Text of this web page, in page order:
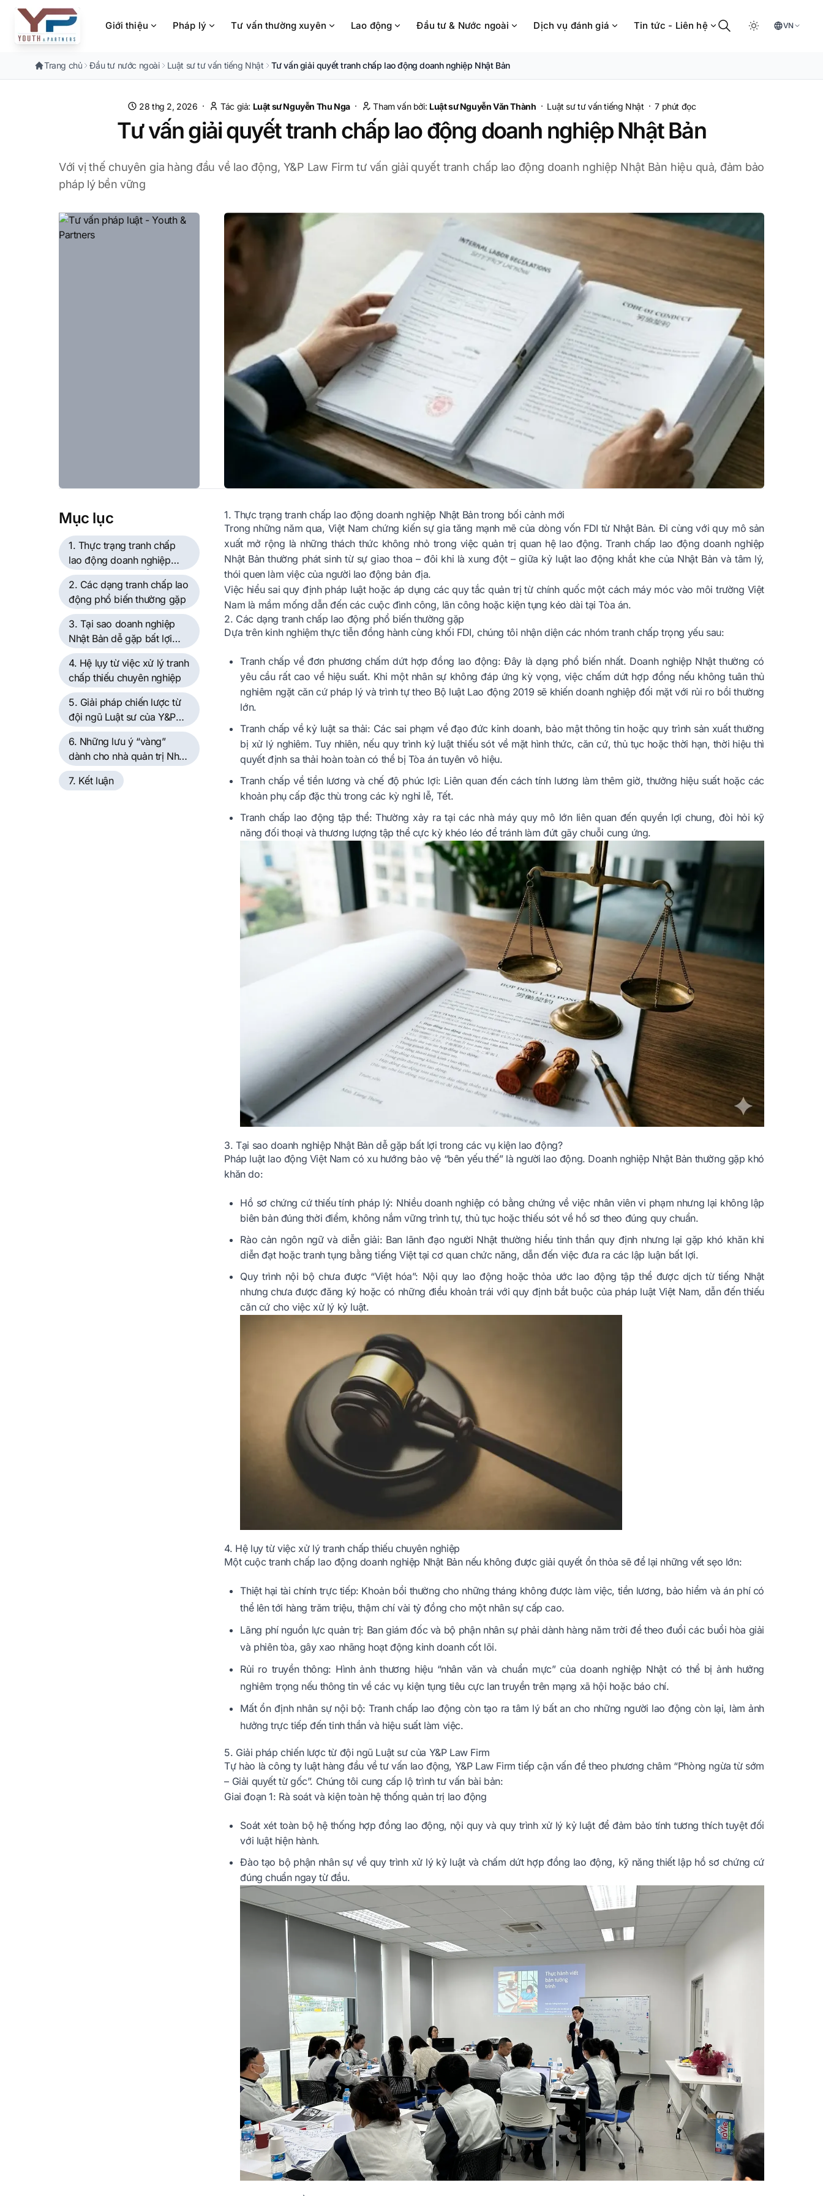
Chuyển đến nội dung chính
Giới thiệu Pháp lý Tư vấn thường xuyên Lao động Đầu tư & Nước ngoài Dịch vụ đánh giá Tin tức - Liên hệ VN
Trang chủ Đầu tư nước ngoài Luật sư tư vấn tiếng Nhật Tư vấn giải quyết tranh chấp lao động doanh nghiệp Nhật Bản
28 thg 2, 2026 · Tác giả: Luật sư Nguyễn Thu Nga · Tham vấn bởi: Luật sư Nguyễn Văn Thành · Luật sư tư vấn tiếng Nhật ·7 phút đọc
Tư vấn giải quyết tranh chấp lao động doanh nghiệp Nhật Bản
Với vị thế chuyên gia hàng đầu về lao động, Y&P Law Firm tư vấn giải quyết tranh chấp lao động doanh nghiệp Nhật Bản hiệu quả, đảm bảo
pháp lý bền vững
Mục lục
1. Thực trạng tranh chấp
lao động doanh nghiệp
Nhật Bản trong bối cảnh
mới
2. Các dạng tranh chấp lao
động phổ biến thường gặp
3. Tại sao doanh nghiệp
Nhật Bản dễ gặp bất lợi
trong các vụ kiện lao
động?
4. Hệ lụy từ việc xử lý tranh
chấp thiếu chuyên nghiệp
5. Giải pháp chiến lược từ
đội ngũ Luật sư của Y&P
Law Firm
6. Những lưu ý “vàng”
dành cho nhà quản trị Nhật
Bản tại Việt Nam
7. Kết luận
1. Thực trạng tranh chấp lao động doanh nghiệp Nhật Bản trong bối cảnh mới
Trong những năm qua, Việt Nam chứng kiến sự gia tăng mạnh mẽ của dòng vốn FDI từ Nhật Bản. Đi cùng với quy mô sản
xuất mở rộng là những thách thức không nhỏ trong việc quản trị quan hệ lao động. Tranh chấp lao động doanh nghiệp
Nhật Bản thường phát sinh từ sự giao thoa – đôi khi là xung đột – giữa kỷ luật lao động khắt khe của Nhật Bản và tâm lý,
thói quen làm việc của người lao động bản địa.
Việc hiểu sai quy định pháp luật hoặc áp dụng các quy tắc quản trị từ chính quốc một cách máy móc vào môi trường Việt
Nam là mầm mống dẫn đến các cuộc đình công, lãn công hoặc kiện tụng kéo dài tại Tòa án.
2. Các dạng tranh chấp lao động phổ biến thường gặp
Dựa trên kinh nghiệm thực tiễn đồng hành cùng khối FDI, chúng tôi nhận diện các nhóm tranh chấp trọng yếu sau:
Tranh chấp về đơn phương chấm dứt hợp đồng lao động: Đây là dạng phổ biến nhất. Doanh nghiệp Nhật thường có
yêu cầu rất cao về hiệu suất. Khi một nhân sự không đáp ứng kỳ vọng, việc chấm dứt hợp đồng nếu không tuân thủ
nghiêm ngặt căn cứ pháp lý và trình tự theo Bộ luật Lao động 2019 sẽ khiến doanh nghiệp đối mặt với rủi ro bồi thường
lớn.
Tranh chấp về kỷ luật sa thải: Các sai phạm về đạo đức kinh doanh, bảo mật thông tin hoặc quy trình sản xuất thường
bị xử lý nghiêm. Tuy nhiên, nếu quy trình kỷ luật thiếu sót về mặt hình thức, căn cứ, thủ tục hoặc thời hạn, thời hiệu thì
quyết định sa thải hoàn toàn có thể bị Tòa án tuyên vô hiệu.
Tranh chấp về tiền lương và chế độ phúc lợi: Liên quan đến cách tính lương làm thêm giờ, thưởng hiệu suất hoặc các
khoản phụ cấp đặc thù trong các kỳ nghỉ lễ, Tết.
Tranh chấp lao động tập thể: Thường xảy ra tại các nhà máy quy mô lớn liên quan đến quyền lợi chung, đòi hỏi kỹ
năng đối thoại và thương lượng tập thể cực kỳ khéo léo để tránh làm đứt gãy chuỗi cung ứng.
3. Tại sao doanh nghiệp Nhật Bản dễ gặp bất lợi trong các vụ kiện lao động?
Pháp luật lao động Việt Nam có xu hướng bảo vệ “bên yếu thế” là người lao động. Doanh nghiệp Nhật Bản thường gặp khó
khăn do:
Hồ sơ chứng cứ thiếu tính pháp lý: Nhiều doanh nghiệp có bằng chứng về việc nhân viên vi phạm nhưng lại không lập
biên bản đúng thời điểm, không nắm vững trình tự, thủ tục hoặc thiếu sót về hồ sơ theo đúng quy chuẩn.
Rào cản ngôn ngữ và diễn giải: Ban lãnh đạo người Nhật thường hiểu tinh thần quy định nhưng lại gặp khó khăn khi
diễn đạt hoặc tranh tụng bằng tiếng Việt tại cơ quan chức năng, dẫn đến việc đưa ra các lập luận bất lợi.
Quy trình nội bộ chưa được “Việt hóa”: Nội quy lao động hoặc thỏa ước lao động tập thể được dịch từ tiếng Nhật
nhưng chưa được đăng ký hoặc có những điều khoản trái với quy định bắt buộc của pháp luật Việt Nam, dẫn đến thiếu
căn cứ cho việc xử lý kỷ luật.
4. Hệ lụy từ việc xử lý tranh chấp thiếu chuyên nghiệp
Một cuộc tranh chấp lao động doanh nghiệp Nhật Bản nếu không được giải quyết ổn thỏa sẽ để lại những vết sẹo lớn:
Thiệt hại tài chính trực tiếp: Khoản bồi thường cho những tháng không được làm việc, tiền lương, bảo hiểm và án phí có
thể lên tới hàng trăm triệu, thậm chí vài tỷ đồng cho một nhân sự cấp cao.
Lãng phí nguồn lực quản trị: Ban giám đốc và bộ phận nhân sự phải dành hàng năm trời để theo đuổi các buổi hòa giải
và phiên tòa, gây xao nhãng hoạt động kinh doanh cốt lõi.
Rủi ro truyền thông: Hình ảnh thương hiệu “nhân văn và chuẩn mực” của doanh nghiệp Nhật có thể bị ảnh hưởng
nghiêm trọng nếu thông tin về các vụ kiện tụng tiêu cực lan truyền trên mạng xã hội hoặc báo chí.
Mất ổn định nhân sự nội bộ: Tranh chấp lao động còn tạo ra tâm lý bất an cho những người lao động còn lại, làm ảnh
hưởng trực tiếp đến tinh thần và hiệu suất làm việc.
5. Giải pháp chiến lược từ đội ngũ Luật sư của Y&P Law Firm
Tự hào là công ty luật hàng đầu về tư vấn lao động, Y&P Law Firm tiếp cận vấn đề theo phương châm “Phòng ngừa từ sớm
– Giải quyết từ gốc”. Chúng tôi cung cấp lộ trình tư vấn bài bản:
Giai đoạn 1: Rà soát và kiện toàn hệ thống quản trị lao động
Soát xét toàn bộ hệ thống hợp đồng lao động, nội quy và quy trình xử lý kỷ luật để đảm bảo tính tương thích tuyệt đối
với luật hiện hành.
Đào tạo bộ phận nhân sự về quy trình xử lý kỷ luật và chấm dứt hợp đồng lao động, kỹ năng thiết lập hồ sơ chứng cứ
đúng chuẩn ngay từ đầu.